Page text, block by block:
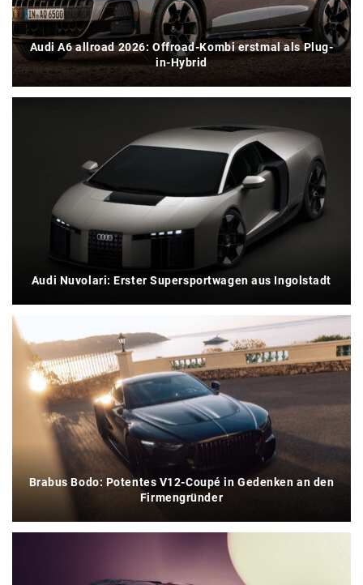
Audi A6 allroad 2026: Offroad-Kombi erstmal als Plug-
in-Hybrid
Audi Nuvolari: Erster Supersportwagen aus Ingolstadt
Brabus Bodo: Potentes V12-Coupé in Gedenken an den
Firmengründer